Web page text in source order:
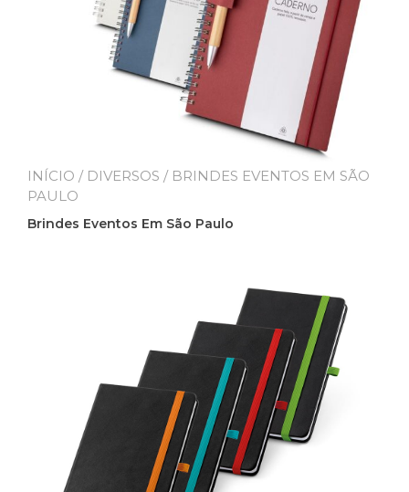
INÍCIO / DIVERSOS / BRINDES EVENTOS EM SÃO
PAULO
Brindes Eventos Em São Paulo